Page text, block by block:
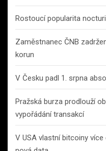
Rostoucí popularita
Zaměstnanec ČNB
korun
V Česku padl 1. srpna
Pražská burza prodlouží
vypořádání transakcí
V USA vlastní bitcoiny